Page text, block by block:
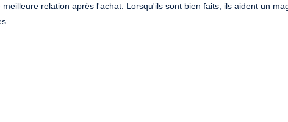
relation après l'achat. Lorsqu'ils sont bien faits, ils aident un